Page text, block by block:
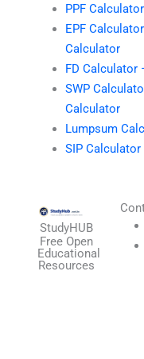
PPF Calculator
EPF
Calculator
FD Calculator
SWP
Calculator
Lumpsum
SIP Calculator
StudyHUB
Free Open
Educational
Resources